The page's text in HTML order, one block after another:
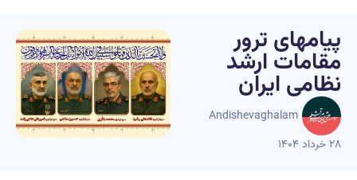
پیامهای ترور
مقامات ارشد
نظامی ایران
Andishevaghalam
۲۸ خرداد ۱۴۰۴